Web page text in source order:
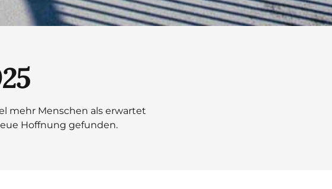
mehr Menschen als erwartet
Hoffnung gefunden.